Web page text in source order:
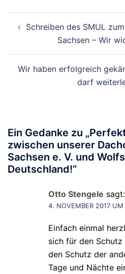
Schreiben des SMUL
Sachsen – Wir
Wir haben erfolgreich
darf
Ein Gedanke zu „
zwischen unserer
Sachsen e. V. und
Deutschland!“
Otto Stengele sagt:
4. NOVEMBER 2017
Einfach einmal
sich für den
den Schutz der
Tage und Nächte